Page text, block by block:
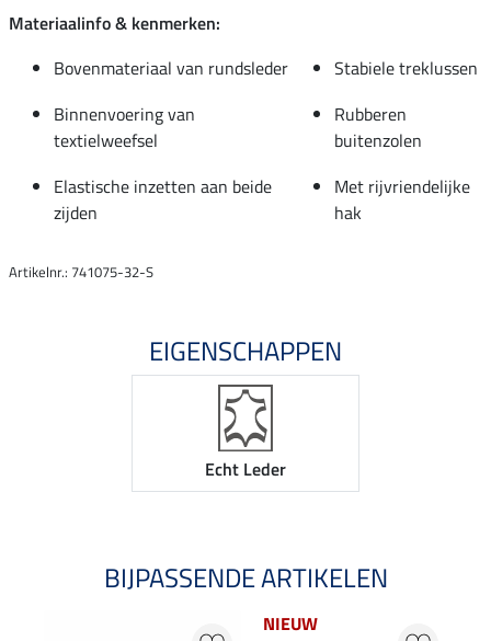
Materiaalinfo & kenmerken:
Bovenmateriaal van rundsleder
Stabiele treklussen
Binnenvoering van
textielweefsel
Rubberen
buitenzolen
Elastische inzetten aan beide
zijden
Met rijvriendelijke
hak
Artikelnr.: 741075-32-S
EIGENSCHAPPEN
Echt Leder
BIJPASSENDE ARTIKELEN
NIEUW